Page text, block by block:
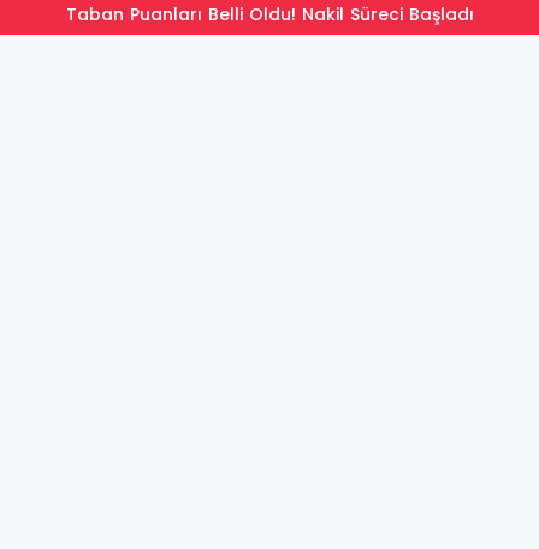
Taban Puanları Belli Oldu! Nakil Süreci Başladı